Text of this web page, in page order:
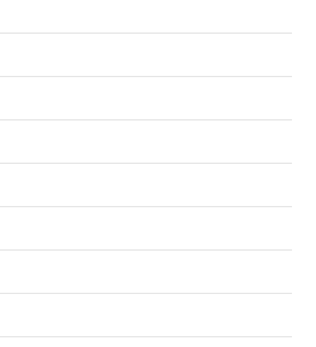
दुकानों में गड़बड़ी पर आबकारी
का बड़ा एक्शन
छत्तीसगढ़ में शराब दुकानों में अधिक कीमत पर